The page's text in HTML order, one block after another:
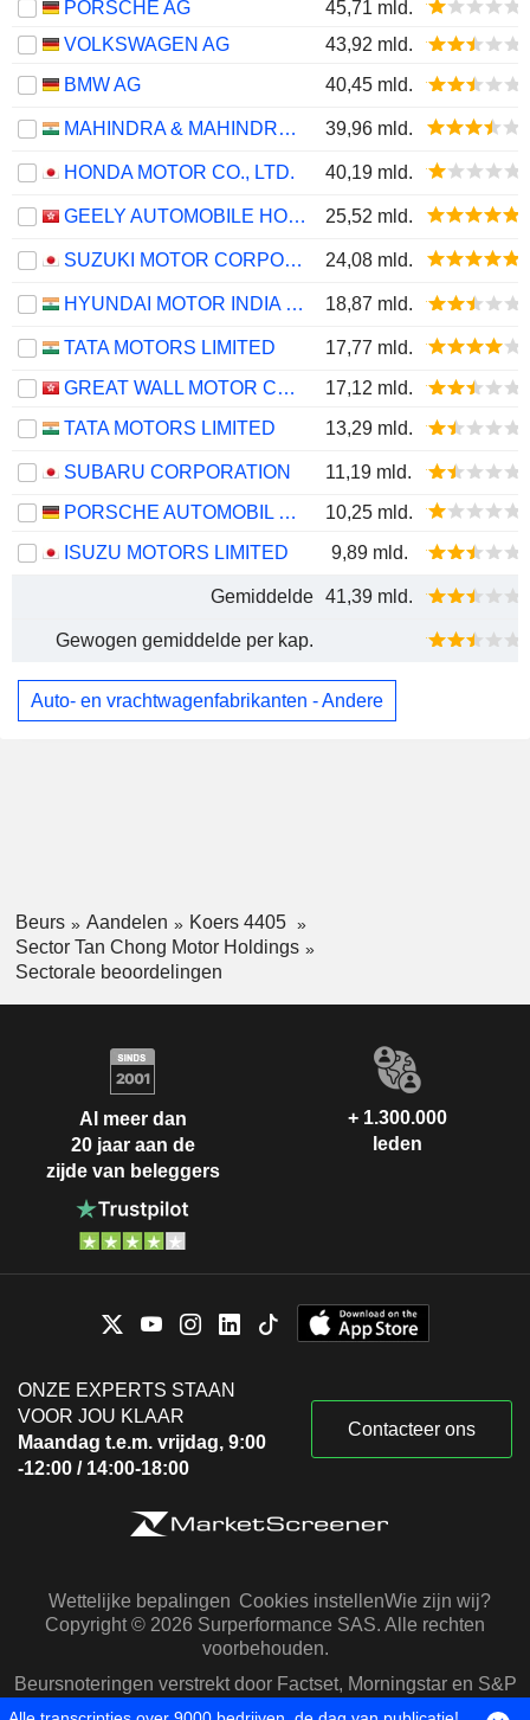
PORSCHE AG
45,71 mld.
VOLKSWAGEN AG
43,92 mld.
BMW AG
40,45 mld.
MAHINDRA & MAHINDRA LIMITED 39,96 mld.
HONDA MOTOR CO., LTD. 40,19 mld.
GEELY AUTOMOBILE HOLDINGS LIMITED 25,52 mld.
SUZUKI MOTOR CORPORATION 24,08 mld.
HYUNDAI MOTOR INDIA LIMITED 18,87 mld.
TATA MOTORS LIMITED
17,77 mld.
GREAT WALL MOTOR COMPANY LIMITED
17,12 mld.
TATA MOTORS LIMITED
13,29 mld.
SUBARU CORPORATION
11,19 mld.
PORSCHE AUTOMOBIL HOLDING SE
10,25 mld.
ISUZU MOTORS LIMITED
9,89 mld.
Gemiddelde 41,39 mld.
Gewogen gemiddelde per kap.
Auto- en vrachtwagenfabrikanten - Andere
Beurs Aandelen
Koers 4405
Sector Tan Chong Motor Holdings
Sectorale beoordelingen
Al meer dan
20 jaar aan de
zijde van beleggers
+ 1.300.000
leden
ONZE EXPERTS STAAN
VOOR JOU KLAAR
Maandag t.e.m. vrijdag, 9:00
-12:00 / 14:00-18:00
Contacteer ons
Wettelijke bepalingen Cookies instellenWie zijn wij?
Copyright © 2026 Surperformance SAS. Alle rechten
voorbehouden.
Beursnoteringen verstrekt door Factset, Morningstar en S&P
Capital IQ